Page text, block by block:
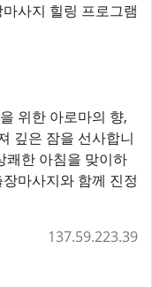
사지 힐링 프로그램
위한 아로마의 향,
깊은 잠을 선사합니
쾌한 아침을 맞이하
마사지와 함께 진정
137.59.223.39